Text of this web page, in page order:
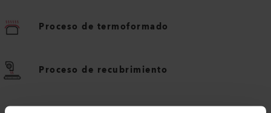
Proceso de termoformado
Proceso de recubrimiento